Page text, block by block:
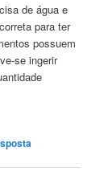
de água e
para ter
possuem
se ingerir